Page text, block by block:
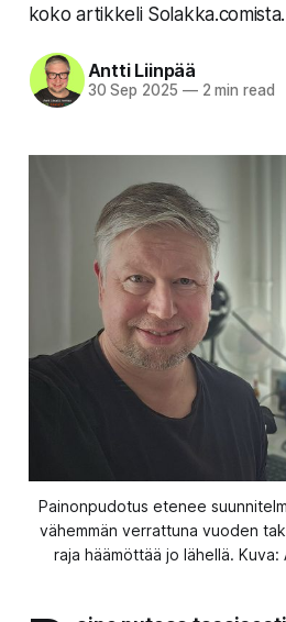
koko artikkeli Solakka.comista.
Antti Liinpää
30 Sep 2025 —2 min read
Painonpudotus etenee
vähemmän verrattuna vuoden
raja häämöttää jo lähellä. Kuva: